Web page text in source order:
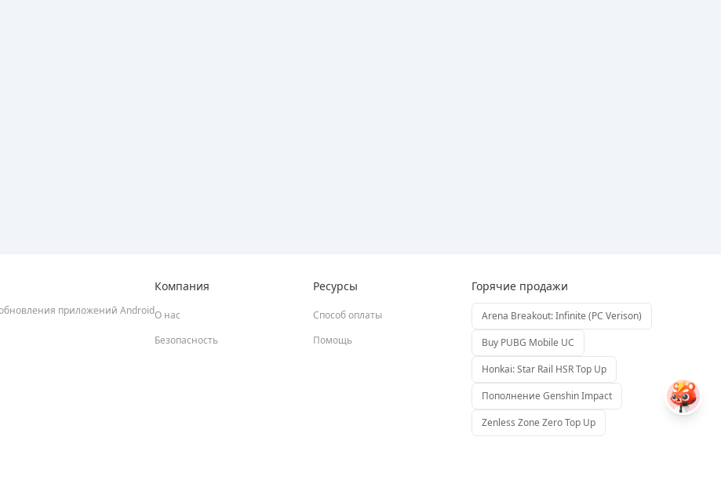
приложений Android
Компания
О нас
Безопасность
Ресурсы
Способ оплаты
Помощь
Горячие продажи
Arena Breakout: Infinite (PC Verison)
Buy PUBG Mobile UC
Honkai: Star Rail HSR Top Up
Пополнение Genshin Impact
Zenless Zone Zero Top Up